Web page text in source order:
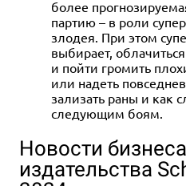
более
партию – в роли
злодея. При этом
выбирает,
и пойти громить
или надеть
зализать раны и как
следующим боям.
Новости
издательства